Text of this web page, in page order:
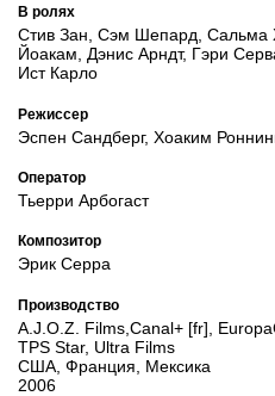
В ролях
Стив Зан, Сэм Шепард, Сальма
Йоакам, Дэнис Арндт, Гэри
Ист Карло
Режиссер
Эспен Сандберг, Хоаким
Оператор
Тьерри Арбогаст
Композитор
Эрик Серра
Производство
A.J.O.Z. Films,Canal+ [fr],
TPS Star, Ultra Films
США, Франция, Мексика
2006